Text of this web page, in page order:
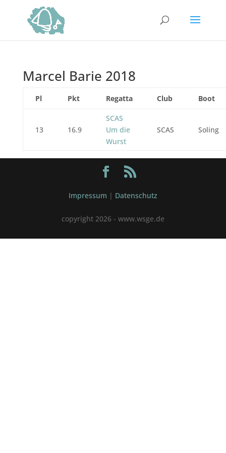
Marcel Barie 2018
Pl Pkt Regatta Club Boot
13 16.9
SCAS
Um die
Wurst
SCAS Soling
Impressum | Datenschutz
copyright 2026 - www.wsge.de